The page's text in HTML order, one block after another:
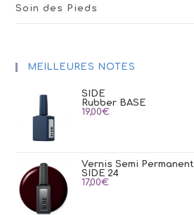
Soin des Pieds
MEILLEURES NOTES
SIDE
Rubber BASE
19,00€
Vernis Semi Permanent
SIDE 24
17,00€